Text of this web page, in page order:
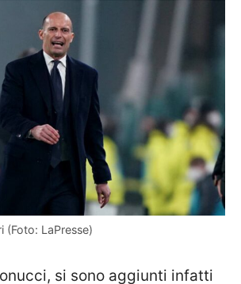
(Foto: LaPresse)
si sono aggiunti infatti